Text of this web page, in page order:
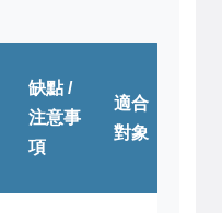
缺點 /
注意事
項
適合
對象